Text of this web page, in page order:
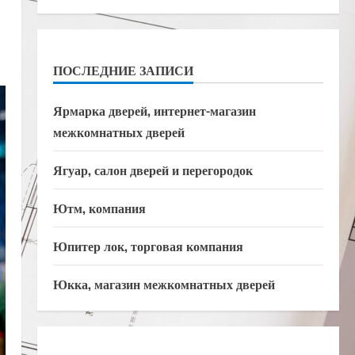
ПОСЛЕДНИЕ ЗАПИСИ
Ярмарка дверей, интернет-магазин
межкомнатных дверей
Ягуар, салон дверей и перегородок
Ютм, компания
Юпитер лок, торговая компания
Юкка, магазин межкомнатных дверей